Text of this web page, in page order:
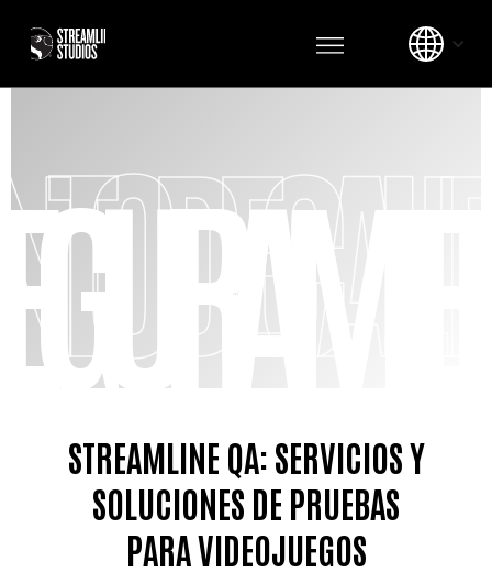
DE
STREAMLINE QA: SERVICIOS Y
SOLUCIONES DE PRUEBAS
PARA VIDEOJUEGOS